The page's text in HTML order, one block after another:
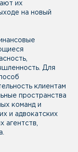
их
на новый
Для
клиентам
пространства
команд и
и адвокатских
агентств,